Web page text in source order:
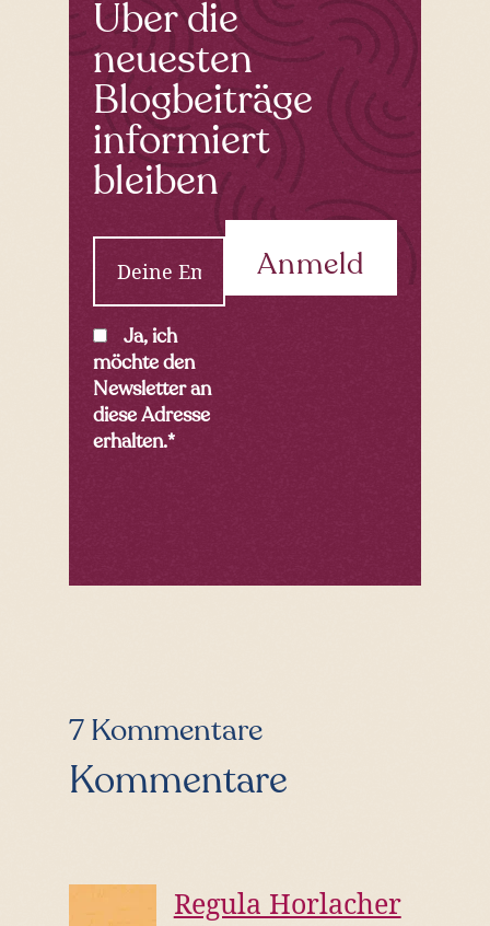
Über die
neuesten
Blogbeiträge
informiert
bleiben
l
*
C
o
n
s
Ja, ich
möchte den
Newsletter an
diese Adresse
erhalten.*
Leser-
Interaktionen
7 Kommentare
Kommentare
Regula Horlacher